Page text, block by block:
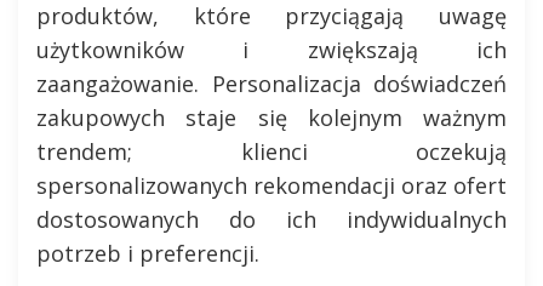
produktów, które przyciągają uwagę
użytkowników i zwiększają ich
zaangażowanie. Personalizacja doświadczeń
zakupowych staje się kolejnym ważnym
trendem; klienci oczekują
spersonalizowanych rekomendacji oraz ofert
dostosowanych do ich indywidualnych
potrzeb i preferencji.